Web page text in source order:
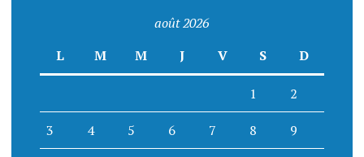
août 2026
L
M M J V S D
1 2
3 4 5 6 7 8 9